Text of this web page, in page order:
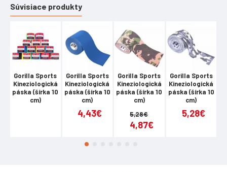
Súvisiace produkty
Gorilla Sports
Kineziologická
páska (šírka 10
cm)
Gorilla Sports
Kineziologická
páska (šírka 10
cm)
4,43€
Gorilla Sports
Kineziologická
páska (šírka 10
cm)
4,87€
5,28€
Gorilla Sports
Kineziologická
páska (šírka 10
cm)
5,28€